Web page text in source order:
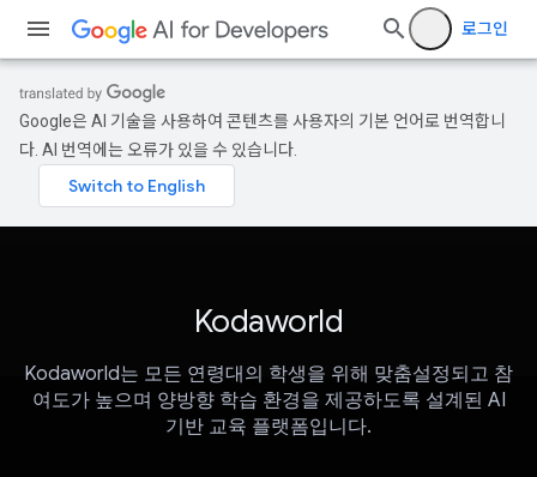
로그인
Google은 AI 기술을 사용하여 콘텐츠를 사용자의 기본 언어로 번역합니
다. AI 번역에는 오류가 있을 수 있습니다.
Kodaworld
Kodaworld는 모든 연령대의 학생을 위해 맞춤설정되고 참
여도가 높으며 양방향 학습 환경을 제공하도록 설계된 AI
기반 교육 플랫폼입니다.